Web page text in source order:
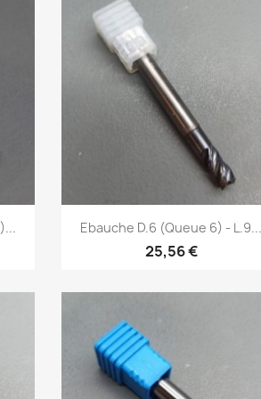
Aperçu rapide
Ebauche D.6 (Queue 6) - L.9...
25,56 €